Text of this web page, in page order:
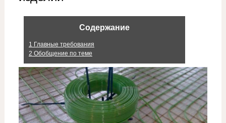
Содержание
1 Главные требования
2 Обобщение по теме